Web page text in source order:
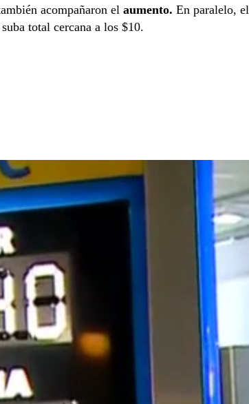
acompañaron el aumento. En paralelo, el
total cercana a los $10.